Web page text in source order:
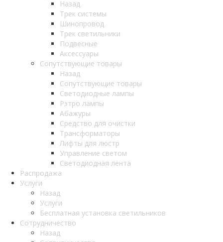
Назад
Трек системы
Шинопровод
Трек светильники
Подвесные
Аксессуары
Сопутствующие товары
Назад
Сопутствующие товары
Светодиодные лампы
Рэтро лампы
Абажуры
Средство для очистки
Трансформаторы
Лифты для люстр
Управление светом
Светодиодная лента
Распродажа
Услуги
Назад
Услуги
Бесплатная установка светильников
Сотрудничество
Назад